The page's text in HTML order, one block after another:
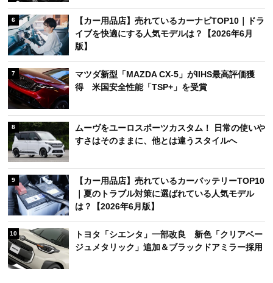
6
【カー用品店】売れているカーナビTOP10｜ドラ
イブを快適にする人気モデルは？【2026年6月
版】
7
マツダ新型「MAZDA CX-5」がIIHS最高評価獲
得 米国安全性能「TSP+」を受賞
8
ムーヴをユーロスポーツカスタム！ 日常の使いや
すさはそのままに、他とは違うスタイルへ
9
【カー用品店】売れているカーバッテリーTOP10
｜夏のトラブル対策に選ばれている人気モデル
は？【2026年6月版】
10
トヨタ「シエンタ」一部改良 新色「クリアベー
ジュメタリック」追加＆ブラックドアミラー採用